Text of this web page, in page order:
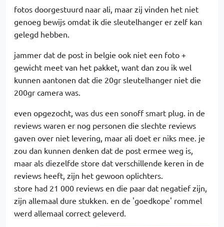
fotos doorgestuurd naar ali, maar zij vinden het niet
genoeg bewijs omdat ik die sleutelhanger er zelf kan
gelegd hebben.
jammer dat de post in belgie ook niet een foto +
gewicht meet van het pakket, want dan zou ik wel
kunnen aantonen dat die 20gr sleutelhanger niet die
200gr camera was.
even opgezocht, was dus een sonoff smart plug. in de
reviews waren er nog personen die slechte reviews
gaven over niet levering, maar ali doet er niks mee. je
zou dan kunnen denken dat de post ermee weg is,
maar als diezelfde store dat verschillende keren in de
reviews heeft, zijn het gewoon oplichters.
store had 21 000 reviews en die paar dat negatief zijn,
zijn allemaal dure stukken. en de 'goedkope' rommel
werd allemaal correct geleverd.